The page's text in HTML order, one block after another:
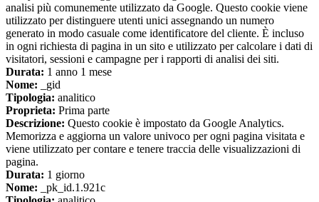
analisi più comunemente utilizzato da Google. Questo cookie viene
utilizzato per distinguere utenti unici assegnando un numero
generato in modo casuale come identificatore del cliente. È incluso
in ogni richiesta di pagina in un sito e utilizzato per calcolare i dati di
visitatori, sessioni e campagne per i rapporti di analisi dei siti.
Durata: 1 anno 1 mese
Nome: _gid
Tipologia: analitico
Proprieta: Prima parte
Descrizione: Questo cookie è impostato da Google Analytics.
Memorizza e aggiorna un valore univoco per ogni pagina visitata e
viene utilizzato per contare e tenere traccia delle visualizzazioni di
pagina.
Durata: 1 giorno
Nome: _pk_id.1.921c